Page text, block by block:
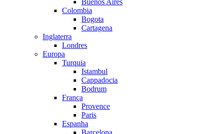
Buenos Aires
Colombia
Bogota
Cartagena
Inglaterra
Londres
Europa
Turquia
Istambul
Cappadocia
Bodrum
França
Provence
Paris
Espanha
Barcelona